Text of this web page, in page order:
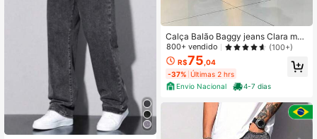
Calça Balão Baggy jeans Clara mas
culina Feminina, estilo Oversized, c
om fechamento por botão e zíper, m
odelagem ampla e comprida para u
so casual estilo StreetWear Skate
800+ vendido (100+)
R$75 ,04
-37% Últimas 2 hrs
Envio Nacional
4-7 dias